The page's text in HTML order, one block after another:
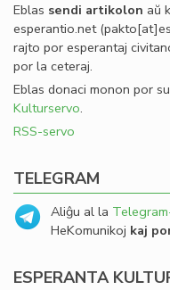
Eblas sendi artikolon aŭ
esperantio.net
rajto por esperantaj
por la ceteraj.
Eblas donaci monon por
Kulturservo.
RSS-servo
TELEGRAM
Aliĝu al la
HeKomunikoj kaj
ESPERANTA